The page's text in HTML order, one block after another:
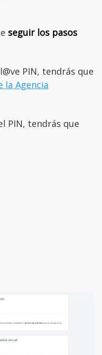
seguir los pasos
PIN, tendrás que
la Agencia
PIN, tendrás que